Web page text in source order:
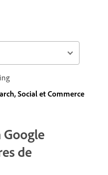
Social et Commerce
de